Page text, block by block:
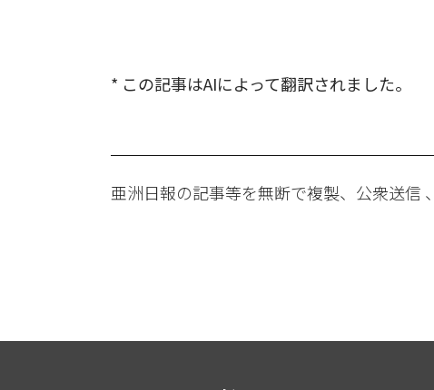
* この記事はAIによって翻訳されました。
亜洲日報の記事等を無断で複製、公衆送信